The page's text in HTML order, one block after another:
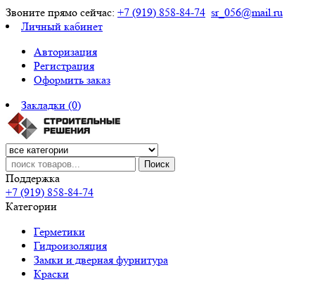
Звоните прямо сейчас: +7 (919) 858-84-74 sr_056@mail.ru
Личный кабинет
Авторизация
Регистрация
Оформить заказ
Закладки (0)
Поиск
Поддержка
+7 (919) 858-84-74
Категории
Герметики
Гидроизоляция
Замки и дверная фурнитура
Краски